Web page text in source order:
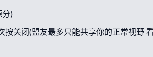
)
按关闭(盟友最多只能共享你的正常视野